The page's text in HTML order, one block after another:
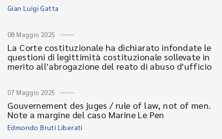
Gian Luigi Gatta
08 Maggio 2025
La Corte costituzionale ha dichiarato infondate le
questioni di legittimità costituzionale sollevate in
merito all'abrogazione del reato di abuso d'ufficio
07 Maggio 2025
Gouvernement des juges / rule of law, not of men.
Note a margine del caso Marine Le Pen
Edmondo Bruti Liberati